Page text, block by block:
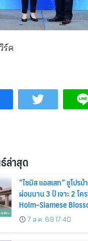
ร์ค
ล่าสุด
“ไซมิส แอสเสท” ชูโปร
ผ่อนนาน 3 ปี เจาะ 2 โ
Holm–Siamese
ส่วนลดและสิทธิพิเศษถึง
2569
7 ส.ค. 69 17:40